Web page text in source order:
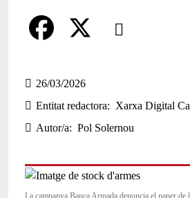
Comparteix
a
c
e
o
26/03/2026
Entitat redactora
Xarxa Digital
Autor/a
Pol Solernou
La campanya Banca Armada denuncia el paper de